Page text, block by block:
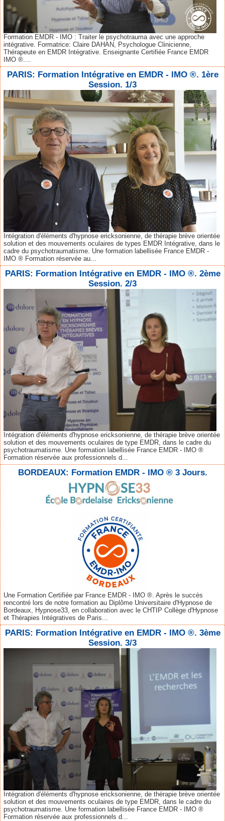
Formation EMDR - IMO : Traiter le psychotrauma avec une approche
intégrative. Formatrice: Claire DAHAN, Psychologue Clinicienne,
Thérapeute en EMDR Intégrative. Enseignante Certifiée France EMDR
IMO ®....
PARIS: Formation Intégrative en EMDR - IMO ®. 1ère
Session. 1/3
Intégration d'éléments d'hypnose ericksonienne, de thérapie brève orientée
solution et des mouvements oculaires de types EMDR Intégrative, dans le
cadre du psychotraumatisme. Une formation labellisée France EMDR -
IMO ® Formation réservée au...
PARIS: Formation Intégrative en EMDR - IMO ®. 2ème
Session. 2/3
Intégration d'éléments d'hypnose ericksonienne, de thérapie brève orientée
solution et des mouvements oculaires de type EMDR, dans le cadre du
psychotraumatisme. Une formation labellisée France EMDR - IMO ®
Formation réservée aux professionnels d...
BORDEAUX: Formation EMDR - IMO ® 3 Jours.
Une Formation Certifiée par France EMDR - IMO ®. Après le succès
rencontré lors de notre formation au Diplôme Universitaire d'Hypnose de
Bordeaux, Hypnose33, en collaboration avec le CHTIP Collège d'Hypnose
et Thérapies Intégratives de Paris...
PARIS: Formation Intégrative en EMDR - IMO ®. 3ème
Session. 3/3
Intégration d'éléments d'hypnose ericksonienne, de thérapie brève orientée
solution et des mouvements oculaires de type EMDR, dans le cadre du
psychotraumatisme. Une formation labellisée France EMDR - IMO ®
Formation réservée aux professionnels d...